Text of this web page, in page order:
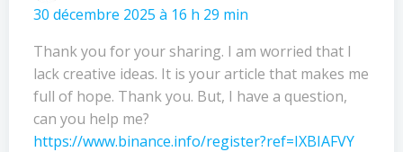
30 décembre 2025 à 16 h 29 min
Thank you for your sharing. I am worried that I
lack creative ideas. It is your article that makes me
full of hope. Thank you. But, I have a question,
can you help me?
https://www.binance.info/register?ref=IXBIAFVY